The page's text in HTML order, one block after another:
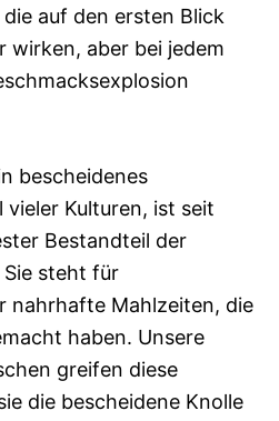
auf den ersten Blick
wirken, aber bei jedem
bescheidenes
Kulturen, ist seit
Bestandteil der
Sie steht für
nahrhafte Mahlzeiten, die
haben. Unsere
greifen diese
die bescheidene Knolle